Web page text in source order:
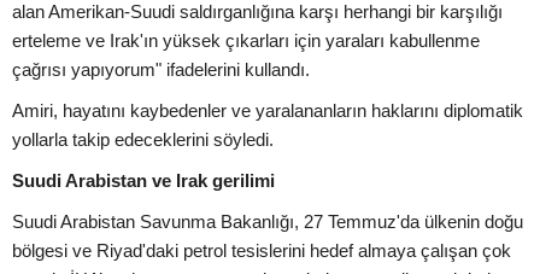
alan Amerikan-Suudi saldırganlığına karşı herhangi bir karşılığı
erteleme ve Irak'ın yüksek çıkarları için yaraları kabullenme
çağrısı yapıyorum" ifadelerini kullandı.
Amiri, hayatını kaybedenler ve yaralananların haklarını diplomatik
yollarla takip edeceklerini söyledi.
Suudi Arabistan ve Irak gerilimi
Suudi Arabistan Savunma Bakanlığı, 27 Temmuz'da ülkenin doğu
bölgesi ve Riyad'daki petrol tesislerini hedef almaya çalışan çok